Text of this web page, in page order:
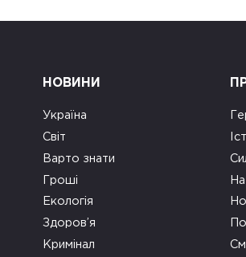
НОВИНИ
Україна
Світ
Варто знати
Гроші
Екологія
Здоров’я
Кримінал
На